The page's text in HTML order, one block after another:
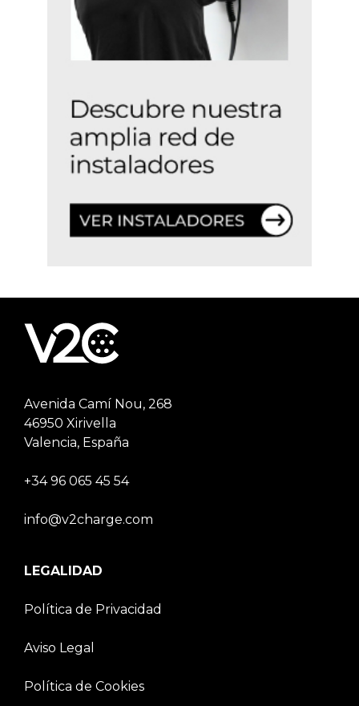
Avenida Camí Nou, 268
46950 Xirivella
Valencia, España
+34 96 065 45 54
info@v2charge.com
LEGALIDAD
Política de Privacidad
Aviso Legal
Política de Cookies